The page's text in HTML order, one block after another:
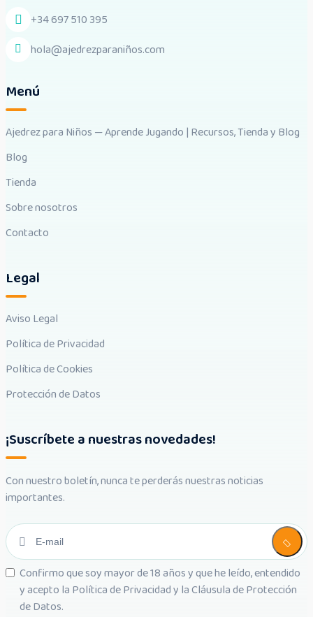
+34 697 510 395
hola@ajedrezparaniños.com
Menú
Ajedrez para Niños — Aprende Jugando | Recursos, Tienda y Blog
Blog
Tienda
Sobre nosotros
Contacto
Legal
Aviso Legal
Política de Privacidad
Política de Cookies
Protección de Datos
¡Suscríbete a nuestras novedades!
Con nuestro boletín, nunca te perderás nuestras noticias
importantes.
Confirmo que soy mayor de 18 años y que he leído, entendido
y acepto la Política de Privacidady laCláusula de Protección
de Datos.